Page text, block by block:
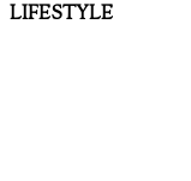
LIFESTYLE